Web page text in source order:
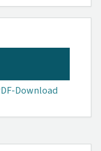
Download